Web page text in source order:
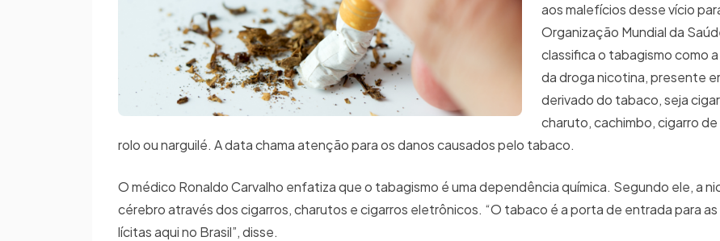
aos malefícios desse vício
Organização Mundial da
classifica o tabagismo como
da droga nicotina, presente
derivado do tabaco, seja
charuto, cachimbo, cigarro
rolo ou narguilé. A data chama atenção para os danos causados pelo tabaco.
O médico Ronaldo Carvalho enfatiza que o tabagismo é uma dependência química. Segundo ele, a
cérebro através dos cigarros, charutos e cigarros eletrônicos. “O tabaco é a porta de entrada para
lícitas aqui no Brasil”, disse.